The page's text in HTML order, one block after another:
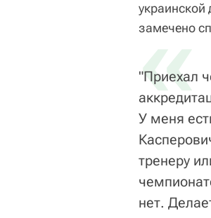
украинской
замечено
«
"Приехал
У меня
тренеру
нет.